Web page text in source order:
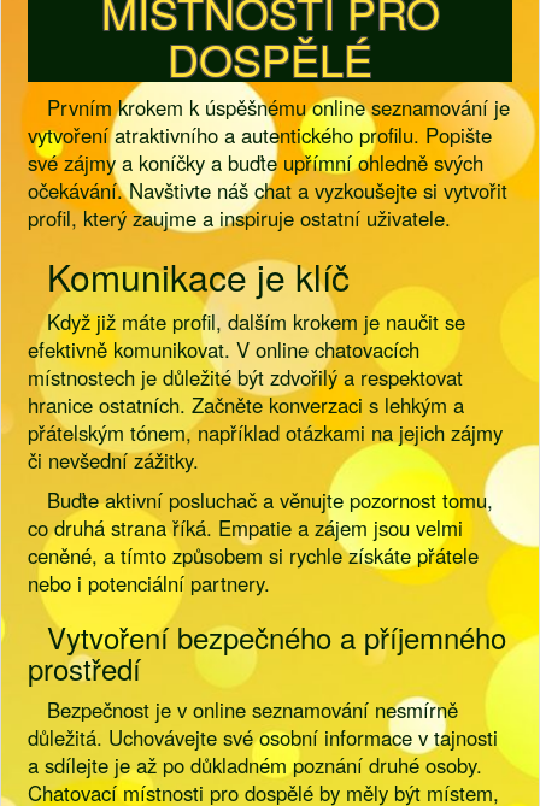
DOSPĚLÉ
Prvním krokem k úspěšnému online seznamování je
vytvoření atraktivního a autentického profilu. Popište
své zájmy a koníčky a buďte upřímní ohledně svých
očekávání. Navštivte náš chat a vyzkoušejte si vytvořit
profil, který zaujme a inspiruje ostatní uživatele.
Komunikace je klíč
Když již máte profil, dalším krokem je naučit se
efektivně komunikovat. V online chatovacích
místnostech je důležité být zdvořilý a respektovat
hranice ostatních. Začněte konverzaci s lehkým a
přátelským tónem, například otázkami na jejich zájmy
či nevšední zážitky.
Buďte aktivní posluchač a věnujte pozornost tomu,
co druhá strana říká. Empatie a zájem jsou velmi
ceněné, a tímto způsobem si rychle získáte přátele
nebo i potenciální partnery.
Vytvoření bezpečného a příjemného
prostředí
Bezpečnost je v online seznamování nesmírně
důležitá. Uchovávejte své osobní informace v tajnosti
a sdílejte je až po důkladném poznání druhé osoby.
Chatovací místnosti pro dospělé by měly být místem,